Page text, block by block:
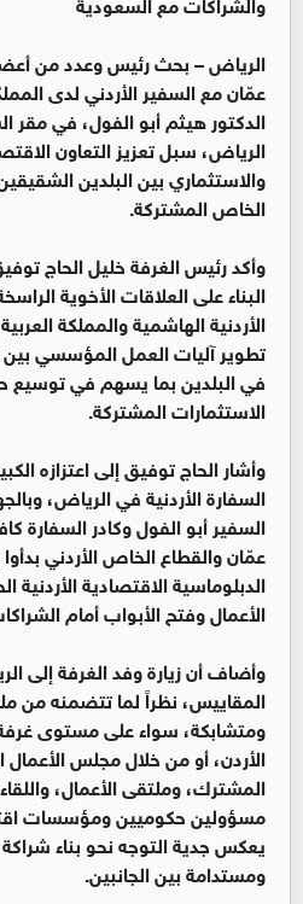
الرياض – بحث رئيس وعدد من
عمّان مع السفير الأردني لدى
الدكتور هيثم أبو الفول، في مقر
الرياض، سبل تعزيز التعاون
والاستثماري بين البلدين
الخاص المشتركة.
وأكد رئيس الغرفة خليل الحاج
البناء على العلاقات الأخوية
الأردنية الهاشمية والمملكة
تطوير آليات العمل المؤسسي
في البلدين بما يسهم في توسيع
الاستثمارات المشتركة.
وأشار الحاج توفيق إلى اعتزازه
السفارة الأردنية في الرياض،
السفير أبو الفول وكادر السفارة
عمّان والقطاع الخاص الأردني
الدبلوماسية الاقتصادية
الأعمال وفتح الأبواب أمام
وأضاف أن زيارة وفد الغرفة إلى
المقاييس، نظراً لما تتضمنه من
ومتشابكة، سواء على مستوى غرفة
الأردن، أو من خلال مجلس
المشترك، وملتقى الأعمال،
مسؤولين حكوميين ومؤسسات
يعكس جدية التوجه نحو بناء شراكة
ومستدامة بين الجانبين.